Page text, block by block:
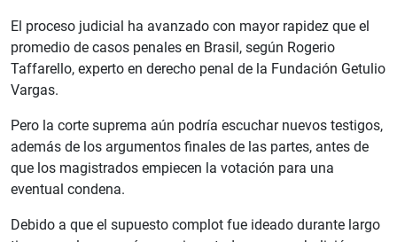
El proceso judicial ha avanzado con mayor rapidez que el
promedio de casos penales en Brasil, según Rogerio
Taffarello, experto en derecho penal de la Fundación Getulio
Vargas.
Pero la corte suprema aún podría escuchar nuevos testigos,
además de los argumentos finales de las partes, antes de
que los magistrados empiecen la votación para una
eventual condena.
Debido a que el supuesto complot fue ideado durante largo